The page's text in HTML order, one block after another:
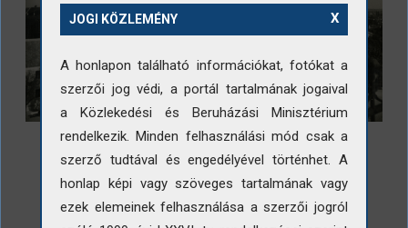
LETÖLTÉS
X
JOGI KÖZLEMÉNY
A honlapon található információkat, fotókat a
szerzői jog védi, a portál tartalmának jogaival
a Közlekedési és Beruházási Minisztérium
rendelkezik. Minden felhasználási mód csak a
szerző tudtával és engedélyével történhet. A
honlap képi vagy szöveges tartalmának vagy
ezek elemeinek felhasználása a szerzői jogról